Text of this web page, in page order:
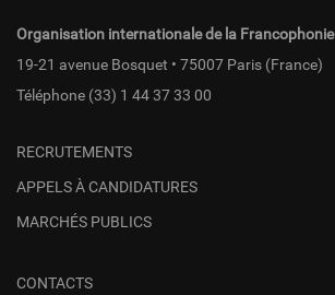
Organisation internationale de la Francophonie
19-21 avenue Bosquet • 75007 Paris (France)
Téléphone (33) 1 44 37 33 00
RECRUTEMENTS
APPELS À CANDIDATURES
MARCHÉS PUBLICS
CONTACTS